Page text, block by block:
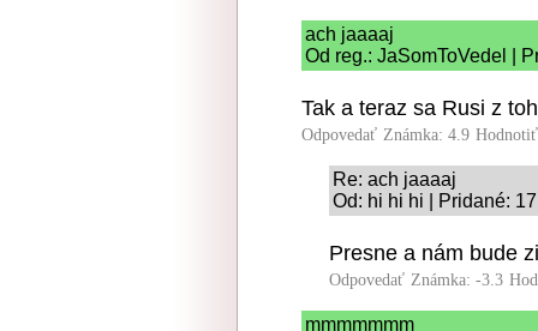
ach jaaaaj
Od reg.: JaSomToVedel |
Tak a teraz sa Rusi z
Odpovedať Známka: 4.9
Re: ach jaaaaj
Od: hi hi hi | Pridané:
Presne a nám bude
Odpovedať Známka: -3.3
mmmmmmm